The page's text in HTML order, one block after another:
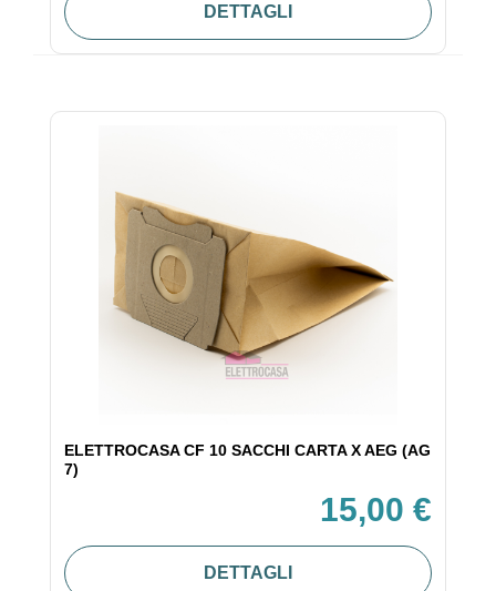
DETTAGLI
ELETTROCASA CF 10 SACCHI CARTA X AEG (AG
7)
15,00 €
DETTAGLI